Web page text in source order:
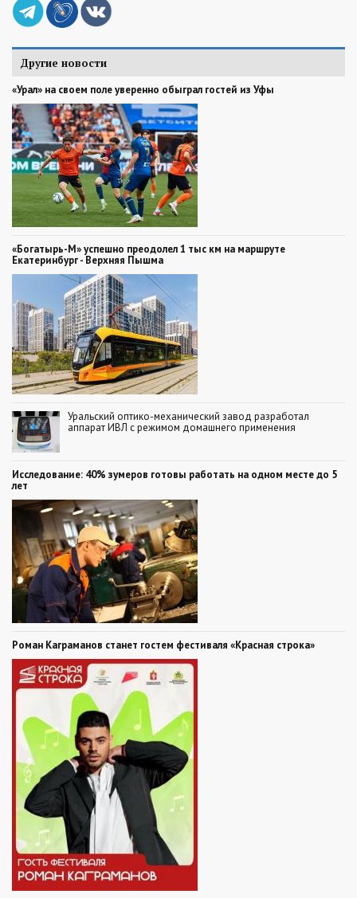
Другие новости
«Урал» на своем поле уверенно обыграл гостей из Уфы
«Богатырь-М» успешно преодолел 1 тыс км на маршруте
Екатеринбург - Верхняя Пышма
Уральский оптико-механический завод разработал
аппарат ИВЛ с режимом домашнего применения
Исследование: 40% зумеров готовы работать на одном месте до 5
лет
Роман Каграманов станет гостем фестиваля «Красная строка»